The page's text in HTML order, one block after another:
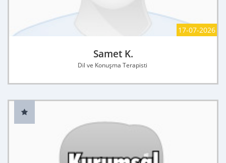
17-07-2026
Samet K.
Dil ve Konuşma Terapisti